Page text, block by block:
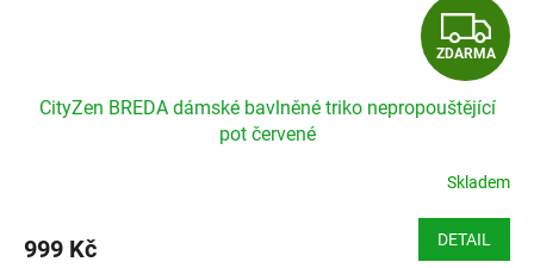
Z
D
A
R
M
ZDARMA
CityZen BREDA dámské bavlněné triko nepropouštějící
pot červené
Skladem
999 Kč DETAIL